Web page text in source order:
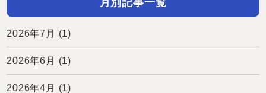
月別記事一覧
2026年7月 (1)
2026年6月 (1)
2026年4月 (1)